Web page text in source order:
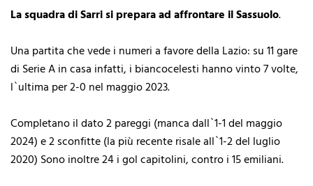
La squadra di Sarri si prepara ad affrontare il Sassuolo.
Una partita che vede i numeri a favore della Lazio: su 11 gare
di Serie A in casa infatti, i biancocelesti hanno vinto 7 volte,
l`ultima per 2-0 nel maggio 2023.
Completano il dato 2 pareggi (manca dall`1-1 del maggio
2024) e 2 sconfitte (la più recente risale all`1-2 del luglio
2020) Sono inoltre 24 i gol capitolini, contro i 15 emiliani.